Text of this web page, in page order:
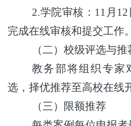
2.学院审核： 11 月 12
完成在线审核和提交工作。
（二）校级评选与推
教务部将组织专家
选，择优推荐至高校在线
（三）限额推荐